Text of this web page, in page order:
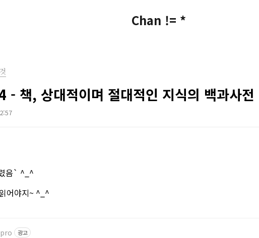
Chan != *
책, 상대적이며 절대적인 지식의 백과사전
음` ^_^
어야지~ ^_^
광고